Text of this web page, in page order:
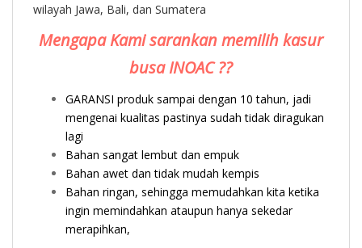
wilayah Jawa, Bali, dan Sumatera
Mengapa Kami sarankan memilih kasur
busa INOAC ??
GARANSI produk sampai dengan 10 tahun, jadi
mengenai kualitas pastinya sudah tidak diragukan
lagi
Bahan sangat lembut dan empuk
Bahan awet dan tidak mudah kempis
Bahan ringan, sehingga memudahkan kita ketika
ingin memindahkan ataupun hanya sekedar
merapihkan,